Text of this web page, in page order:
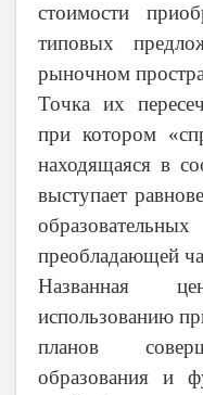
стоимости
типовых
рыночном
Точка их
при котором
находящаяся в
выступает
преобладающей
Названная
использованию
планов
образования и